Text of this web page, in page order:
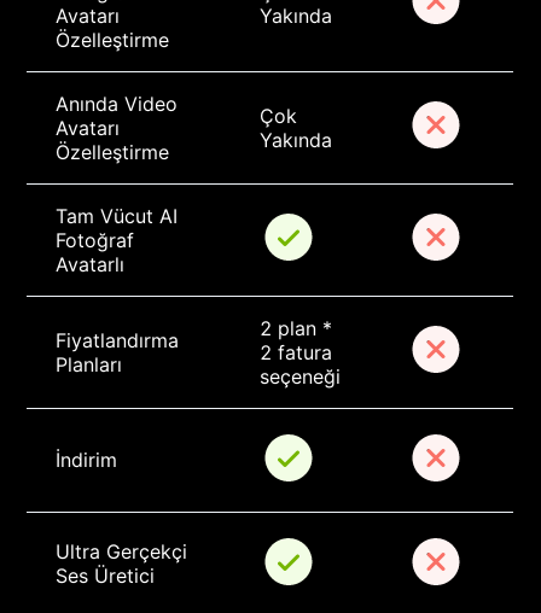
Avatarı
Özelleştirme
Yakında
Anında Video
Avatarı
Özelleştirme
Çok
Yakında
Tam Vücut AI
Fotoğraf
Avatarlı
Fiyatlandırma
Planları
2 plan *
2 fatura
seçeneği
İndirim
Ultra Gerçekçi
Ses Üretici